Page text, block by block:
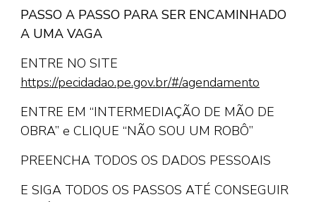
PASSO A PASSO PARA SER ENCAMINHADO
A UMA VAGA
ENTRE NO SITE
https://pecidadao.pe.gov.br/#/agendamento
ENTRE EM “INTERMEDIAÇÃO DE MÃO DE
OBRA” e CLIQUE “NÃO SOU UM ROBÔ”
PREENCHA TODOS OS DADOS PESSOAIS
E SIGA TODOS OS PASSOS ATÉ CONSEGUIR